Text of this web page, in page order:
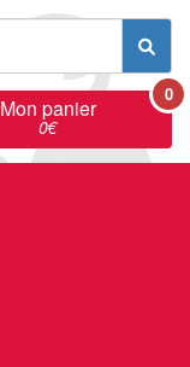
Mon panier
0€
0